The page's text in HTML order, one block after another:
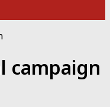
campaign